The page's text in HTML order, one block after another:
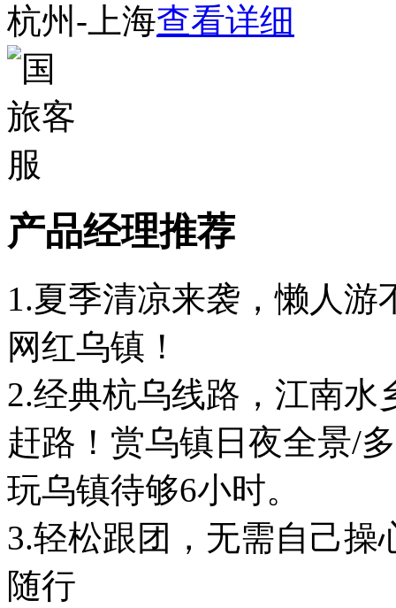
杭州-上海查看详细
产品经理推荐
1.夏季清凉来袭，懒人
网红乌镇！
2.经典杭乌线路，江南
赶路！赏乌镇日夜全景/
玩乌镇待够6小时。
3.轻松跟团，无需自己
随行